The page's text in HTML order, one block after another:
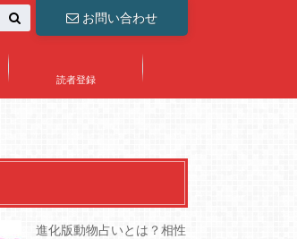
お問い合わせ
読者登録
進化版動物占いとは？相性